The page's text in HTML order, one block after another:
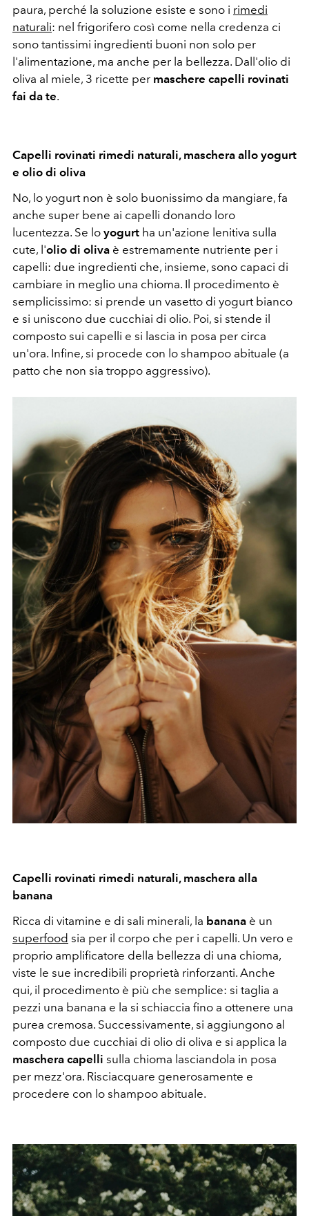
paura, perché la soluzione esiste e sono i rimedi
naturali: nel frigorifero così come nella credenza ci
sono tantissimi ingredienti buoni non solo per
l'alimentazione, ma anche per la bellezza. Dall'olio di
oliva al miele, 3 ricette per maschere capelli rovinati
fai da te.
Capelli rovinati rimedi naturali, maschera allo yogurt
e olio di oliva
No, lo yogurt non è solo buonissimo da mangiare, fa
anche super bene ai capelli donando loro
lucentezza. Se lo yogurt ha un'azione lenitiva sulla
cute, l'olio di oliva è estremamente nutriente per i
capelli: due ingredienti che, insieme, sono capaci di
cambiare in meglio una chioma. Il procedimento è
semplicissimo: si prende un vasetto di yogurt bianco
e si uniscono due cucchiai di olio. Poi, si stende il
composto sui capelli e si lascia in posa per circa
un'ora. Infine, si procede con lo shampoo abituale (a
patto che non sia troppo aggressivo).
Capelli rovinati rimedi naturali, maschera alla
banana
Ricca di vitamine e di sali minerali, la banana è un
superfood sia per il corpo che per i capelli. Un vero e
proprio amplificatore della bellezza di una chioma,
viste le sue incredibili proprietà rinforzanti. Anche
qui, il procedimento è più che semplice: si taglia a
pezzi una banana e la si schiaccia fino a ottenere una
purea cremosa. Successivamente, si aggiungono al
composto due cucchiai di olio di oliva e si applica la
maschera capelli sulla chioma lasciandola in posa
per mezz'ora. Risciacquare generosamente e
procedere con lo shampoo abituale.